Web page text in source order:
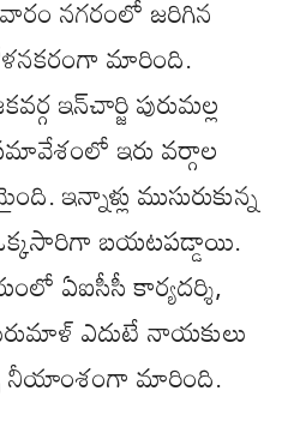
నగరంలో జరిగిన
మారింది.
ఇన్‌చార్జి పురుమల్ల
ఇరు వర్గాల
ఇన్నాళ్లు ముసురుకున్న
ఒక్కసారిగా బయటపడ్డాయి.
ఏఐసీసీ కార్యదర్శి,
ఎదుటే నాయకులు
నీయాంశంగా మారింది.